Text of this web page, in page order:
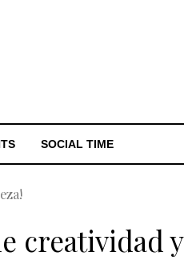
SOCIAL TIME
creatividad y